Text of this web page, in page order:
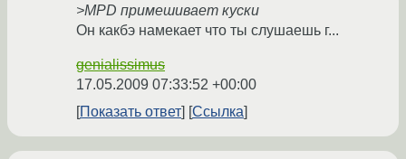
>MPD примешивает куски
Он какбэ намекает что ты слушаешь г...
genialissimus
17.05.2009 07:33:52 +00:00
Показать ответ
Ссылка